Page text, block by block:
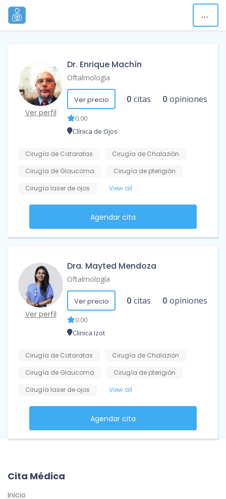
Ver perfil
Dr. Enrique Machín
Oftalmología
Ver precio 0 citas 0 opiniones
0.00
Clínica de Ojos
Cirugía de Cataratas
Cirugía de Chalazión
Cirugía de Glaucoma
Cirugía de pterigión
Cirugía laser de ojos
View all
Agendar cita
Ver perfil
Dra. Mayted Mendoza
Oftalmología
Ver precio 0 citas 0 opiniones
0.00
Clinica Izot
Cirugía de Cataratas
Cirugía de Chalazión
Cirugía de Glaucoma
Cirugía de pterigión
Cirugía laser de ojos
View all
Agendar cita
Cita Médica
Inicio